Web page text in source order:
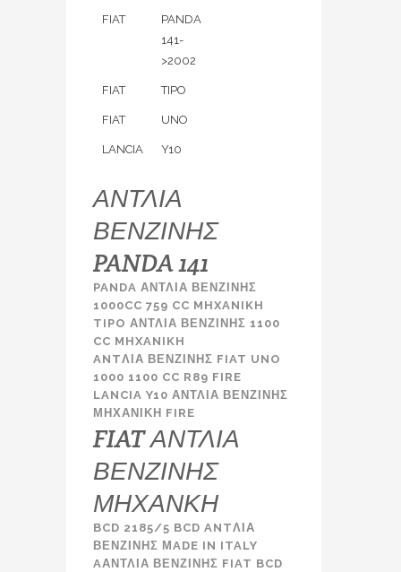
FIAT
PANDA
141-
>2002
FIAT TIPO
FIAT UNO
LANCIA Y10
ΑΝΤΛΙΑ
ΒΕΝΖΙΝΗΣ
PANDA 141
PANDA ΑΝΤΛΙΑ ΒΕΝΖΙΝΗΣ
1000CC 759 CC MHXANIKH
TIPO ΑΝΤΛΙΑ ΒΕΝΖΙΝΗΣ 1100
CC MHXANIKH
ANTΛΙΑ ΒΕΝΖΙΝΗΣ FIAT UNO
1000 1100 CC R89 FIRE
LANCIA Y10 ΑΝΤΛΙΑ ΒΕΝΖΙΝΗΣ
ΜΗΧΑΝΙΚΗ FIRE
FIAT ΑΝΤΛΙΑ
ΒΕΝΖΙΝΗΣ
ΜΗΧΑΝΚΗ
BCD 2185/5 BCD ANTΛΙΑ
ΒΕΝΖΙΝΗΣ ΜADE IN ITALY
AΑΝΤΛΙΑ ΒΕΝΖΙΝΗΣ FIAT BCD